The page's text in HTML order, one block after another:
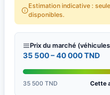
Estimation indicative :
disponibles.
Prix du marché
35 500 – 40 000 TND
35 500 TND Cette